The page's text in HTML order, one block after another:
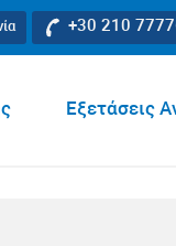
+30 210
Εξετάσεις